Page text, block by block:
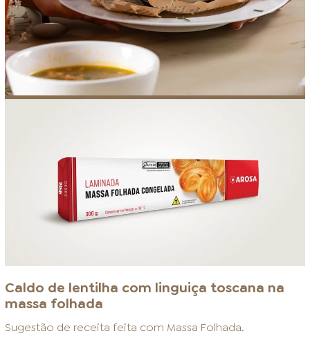
Caldo de lentilha com linguiça toscana na
massa folhada
Sugestão de receita feita com Massa Folhada.